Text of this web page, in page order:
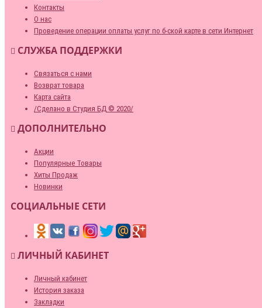
Контакты
О нас
Проведение операции оплаты услуг по б-ской карте в сети Интернет
СЛУЖБА ПОДДЕРЖКИ
Связаться с нами
Возврат товара
Карта сайта
/Сделано в Студия БД © 2020/
ДОПОЛНИТЕЛЬНО
Акции
Популярные Товары
Хиты Продаж
Новинки
СОЦИАЛЬНЫЕ СЕТИ
ЛИЧНЫЙ КАБИНЕТ
Личный кабинет
История заказа
Закладки